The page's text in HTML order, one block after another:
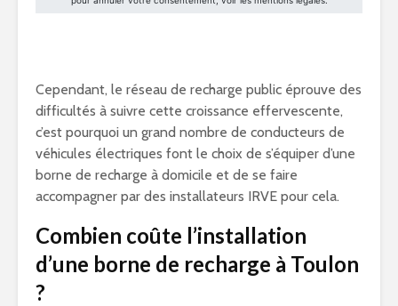
Cependant, le réseau de recharge public éprouve des
difficultés à suivre cette croissance effervescente,
c’est pourquoi un grand nombre de conducteurs de
véhicules électriques font le choix de s’équiper d’une
borne de recharge à domicile et de se faire
accompagner par des installateurs IRVE pour cela.
Combien coûte l’installation
d’une borne de recharge à Toulon
?